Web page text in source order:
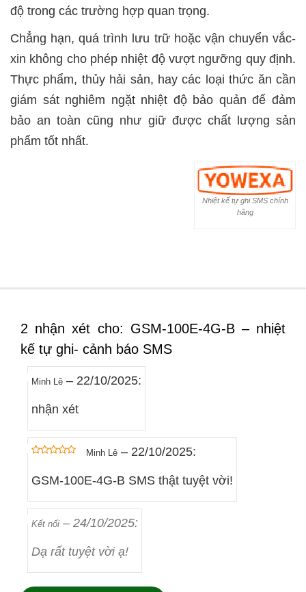
độ trong các trường hợp quan trọng.
Chẳng hạn, quá trình lưu trữ hoặc vận chuyển vắc-
xin không cho phép nhiệt độ vượt ngưỡng quy định.
Thực phẩm, thủy hải sản, hay các loại thức ăn cần
giám sát nghiêm ngặt nhiệt độ bảo quản để đảm
bảo an toàn cũng như giữ được chất lượng sản
phẩm tốt nhất.
Nhiệt kế tự ghi SMS chính
hãng
2 nhận xét cho: GSM-100E-4G-B – nhiệt
kế tự ghi- cảnh báo SMS
Minh Lê – 22/10/2025:
nhận xét
Minh Lê – 22/10/2025:
GSM-100E-4G-B SMS thật tuyệt vời!
Kết nối – 24/10/2025:
Dạ rất tuyệt vời ạ!